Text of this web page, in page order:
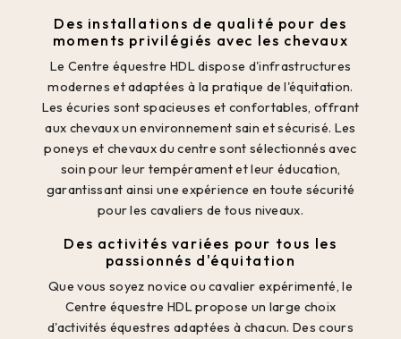
Des installations de qualité pour des
moments privilégiés avec les chevaux
Le Centre équestre HDL dispose d'infrastructures
modernes et adaptées à la pratique de l'équitation.
Les écuries sont spacieuses et confortables, offrant
aux chevaux un environnement sain et sécurisé. Les
poneys et chevaux du centre sont sélectionnés avec
soin pour leur tempérament et leur éducation,
garantissant ainsi une expérience en toute sécurité
pour les cavaliers de tous niveaux.
Des activités variées pour tous les
passionnés d'équitation
Que vous soyez novice ou cavalier expérimenté, le
Centre équestre HDL propose un large choix
d'activités équestres adaptées à chacun. Des cours